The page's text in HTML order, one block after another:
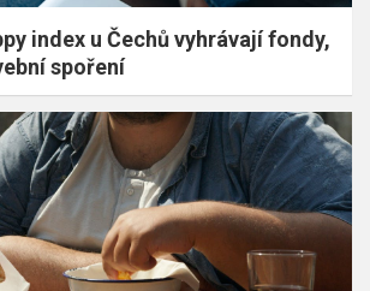
index u Čechů vyhrávají fondy,
spoření